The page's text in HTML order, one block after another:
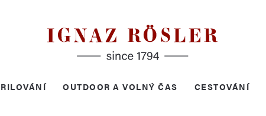
OUTDOOR A VOLNÝ ČAS CESTOVÁNÍ